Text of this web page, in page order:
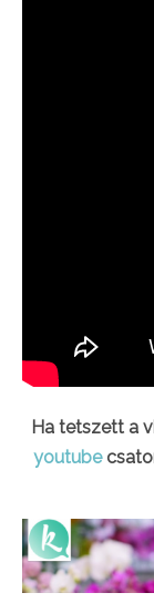
Ha tetszett a
youtube